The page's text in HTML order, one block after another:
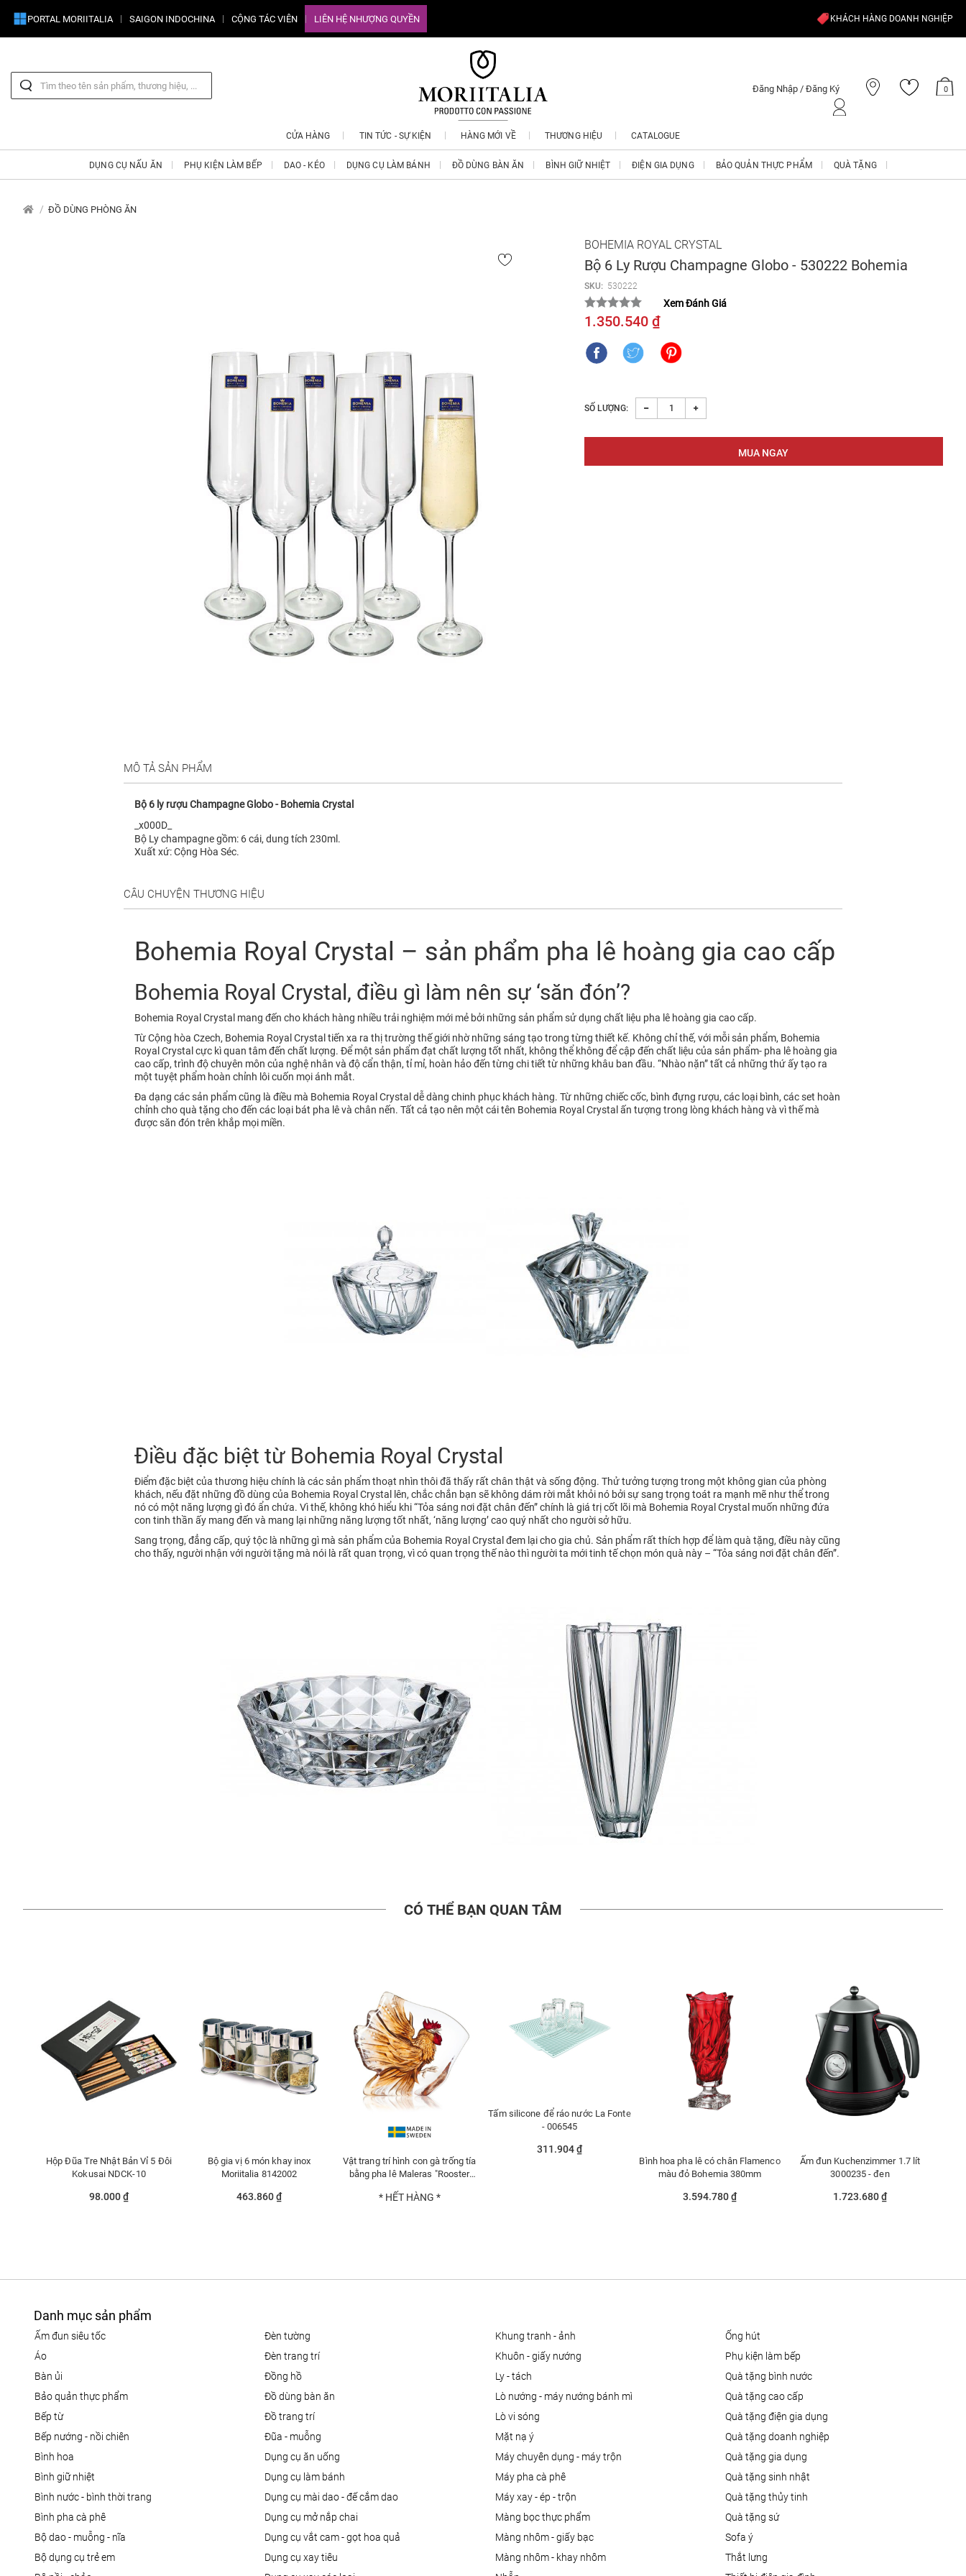
PORTAL MORIITALIA SAIGON INDOCHINA CỘNG TÁC VIÊN LIÊN HỆ NHƯỢNG QUYỀN KHÁCH HÀNG DOANH NGHIỆP
Đăng Nhập / Đăng Ký 0
CỬA HÀNG TIN TỨC - SỰ KIỆN HÀNG MỚI VỀ THƯƠNG HIỆU CATALOGUE
DỤNG CỤ NẤU ĂN PHỤ KIỆN LÀM BẾP DAO - KÉO DỤNG CỤ LÀM BÁNH ĐỒ DÙNG BÀN ĂN BÌNH GIỮ NHIỆT ĐIỆN GIA DỤNG BẢO QUẢN THỰC PHẨM QUÀ TẶNG
ĐỒ DÙNG PHÒNG ĂN
BOHEMIA ROYAL CRYSTAL
Bộ 6 Ly Rượu Champagne Globo - 530222 Bohemia
SKU: 530222
Xem Đánh Giá
1.350.540 ₫
SỐ LƯỢNG:
MÔ TẢ SẢN PHẨM
Bộ 6 ly rượu Champagne Globo - Bohemia Crystal
_x000D_
Bộ Ly champagne gồm: 6 cái, dung tích 230ml.
Xuất xứ: Cộng Hòa Séc.
CÂU CHUYỆN THƯƠNG HIỆU
Bohemia Royal Crystal – sản phẩm pha lê hoàng gia cao cấp
Bohemia Royal Crystal, điều gì làm nên sự ‘săn đón’?
Bohemia Royal Crystal mang đến cho khách hàng nhiều trải nghiệm mới mẻ bởi những sản phẩm sử dụng chất liệu pha lê hoàng gia cao cấp.
Từ Cộng hòa Czech, Bohemia Royal Crystal tiến xa ra thị trường thế giới nhờ những sáng tạo trong từng thiết kế. Không chỉ thế, với mỗi sản phẩm, Bohemia
Royal Crystal cực kì quan tâm đến chất lượng. Để một sản phẩm đạt chất lượng tốt nhất, không thể không để cập đến chất liệu của sản phẩm- pha lê hoàng gia
cao cấp, trình độ chuyên môn của nghệ nhân và độ cẩn thận, tỉ mỉ, hoàn hảo đến từng chi tiết từ những khâu ban đầu. “Nhào nặn” tất cả những thứ ấy tạo ra
một tuyệt phẩm hoàn chỉnh lôi cuốn mọi ánh mắt.
Đa dạng các sản phẩm cũng là điều mà Bohemia Royal Crystal dễ dàng chinh phục khách hàng. Từ những chiếc cốc, bình đựng rượu, các loại bình, các set hoàn
chỉnh cho quà tặng cho đến các loại bát pha lê và chân nến. Tất cả tạo nên một cái tên Bohemia Royal Crystal ấn tượng trong lòng khách hàng và vì thế mà
được săn đón trên khắp mọi miền.
Điều đặc biệt từ Bohemia Royal Crystal
Điểm đặc biệt của thương hiệu chính là các sản phẩm thoạt nhìn thôi đã thấy rất chân thật và sống động. Thử tưởng tượng trong một không gian của phòng
khách, nếu đặt những đồ dùng của Bohemia Royal Crystal lên, chắc chắn bạn sẽ không dám rời mắt khỏi nó bởi sự sang trọng toát ra mạnh mẽ như thể trong
nó có một năng lượng gì đó ẩn chứa. Vì thế, không khó hiểu khi “Tỏa sáng nơi đặt chân đến” chính là giá trị cốt lõi mà Bohemia Royal Crystal muốn những đứa
con tinh thần ấy mang đến và mang lại những năng lượng tốt nhất, ‘năng lượng’ cao quý nhất cho người sở hữu.
Sang trọng, đẳng cấp, quý tộc là những gì mà sản phẩm của Bohemia Royal Crystal đem lại cho gia chủ. Sản phẩm rất thích hợp để làm quà tặng, điều này cũng
cho thấy, người nhận với người tặng mà nói là rất quan trọng, vì có quan trọng thế nào thì người ta mới tinh tế chọn món quà này – “Tỏa sáng nơi đặt chân đến”.
CÓ THỂ BẠN QUAN TÂM
Hộp Đũa Tre Nhật Bản Vỉ 5 Đôi
Kokusai NDCK-10
98.000 ₫
Bộ gia vị 6 món khay inox
Moriitalia 8142002
463.860 ₫
Vật trang trí hình con gà trống tía
bằng pha lê Maleras "Rooster
* HẾT HÀNG *
Tấm silicone để ráo nước La Fonte
- 006545
311.904 ₫
Bình hoa pha lê có chân Flamenco
màu đỏ Bohemia 380mm
3.594.780 ₫
Ấm đun Kuchenzimmer 1.7 lít
3000235 - đen
1.723.680 ₫
Danh mục sản phẩm
ấm đun siêu tốc
áo
bàn ủi
bảo quản thực phẩm
bếp từ
bếp nướng - nồi chiên
bình hoa
bình giữ nhiệt
bình nước - bình thời trang
bình pha cà phê
bộ dao - muỗng - nĩa
bộ dụng cụ trẻ em
đèn tường
đèn trang trí
đồng hồ
đồ dùng bàn ăn
đồ trang trí
đũa - muỗng
dụng cụ ăn uống
dụng cụ làm bánh
dụng cụ mài dao - đế cắm dao
dụng cụ mở nắp chai
dụng cụ vắt cam - gọt hoa quả
dụng cụ xay tiêu
khung tranh - ảnh
khuôn - giấy nướng
ly - tách
lò nướng - máy nướng bánh mì
lò vi sóng
mặt nạ ý
máy chuyên dụng - máy trộn
máy pha cà phê
máy xay - ép - trộn
màng bọc thực phẩm
màng nhôm - giấy bạc
màng nhôm - khay nhôm
ống hút
phụ kiện làm bếp
quà tặng bình nước
quà tặng cao cấp
quà tặng điện gia dụng
quà tặng doanh nghiệp
quà tặng gia dụng
quà tặng sinh nhật
quà tặng thủy tinh
quà tặng sứ
sofa ý
thắt lưng